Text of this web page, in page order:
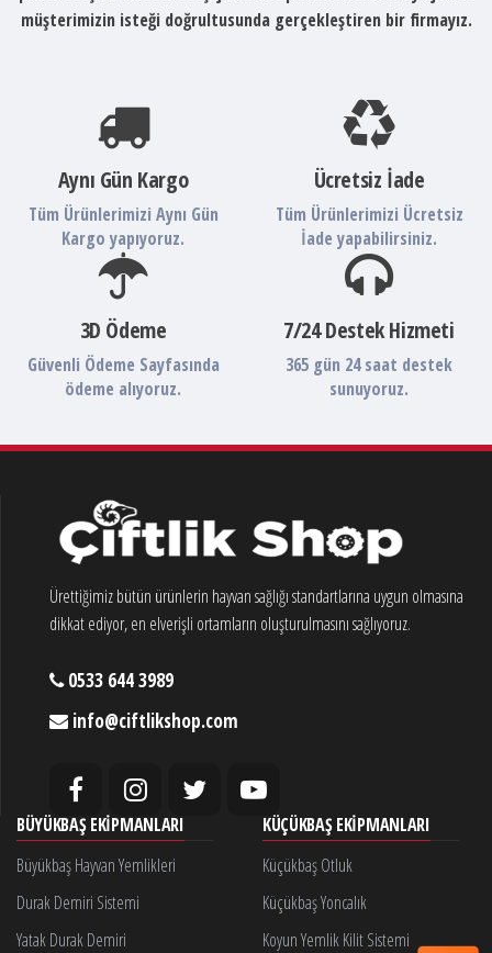
müşterimizin isteği doğrultusunda gerçekleştiren bir firmayız.
Aynı Gün Kargo
Tüm Ürünlerimizi Aynı Gün
Kargo yapıyoruz.
Ücretsiz İade
Tüm Ürünlerimizi Ücretsiz
İade yapabilirsiniz.
3D Ödeme
Güvenli Ödeme Sayfasında
ödeme alıyoruz.
7/24 Destek Hizmeti
365 gün 24 saat destek
sunuyoruz.
Ürettiğimiz bütün ürünlerin hayvan sağlığı standartlarına uygun olmasına
dikkat ediyor, en elverişli ortamların oluşturulmasını sağlıyoruz.
0533 644 3989
info@ciftlikshop.com
BÜYÜKBAŞ EKIPMANLARI
Büyükbaş Hayvan Yemlikleri
Durak Demiri Sistemi
Yatak Durak Demiri
KÜÇÜKBAŞ EKIPMANLARI
Küçükbaş Otluk
Küçükbaş Yoncalık
Koyun Yemlik Kilit Sistemi